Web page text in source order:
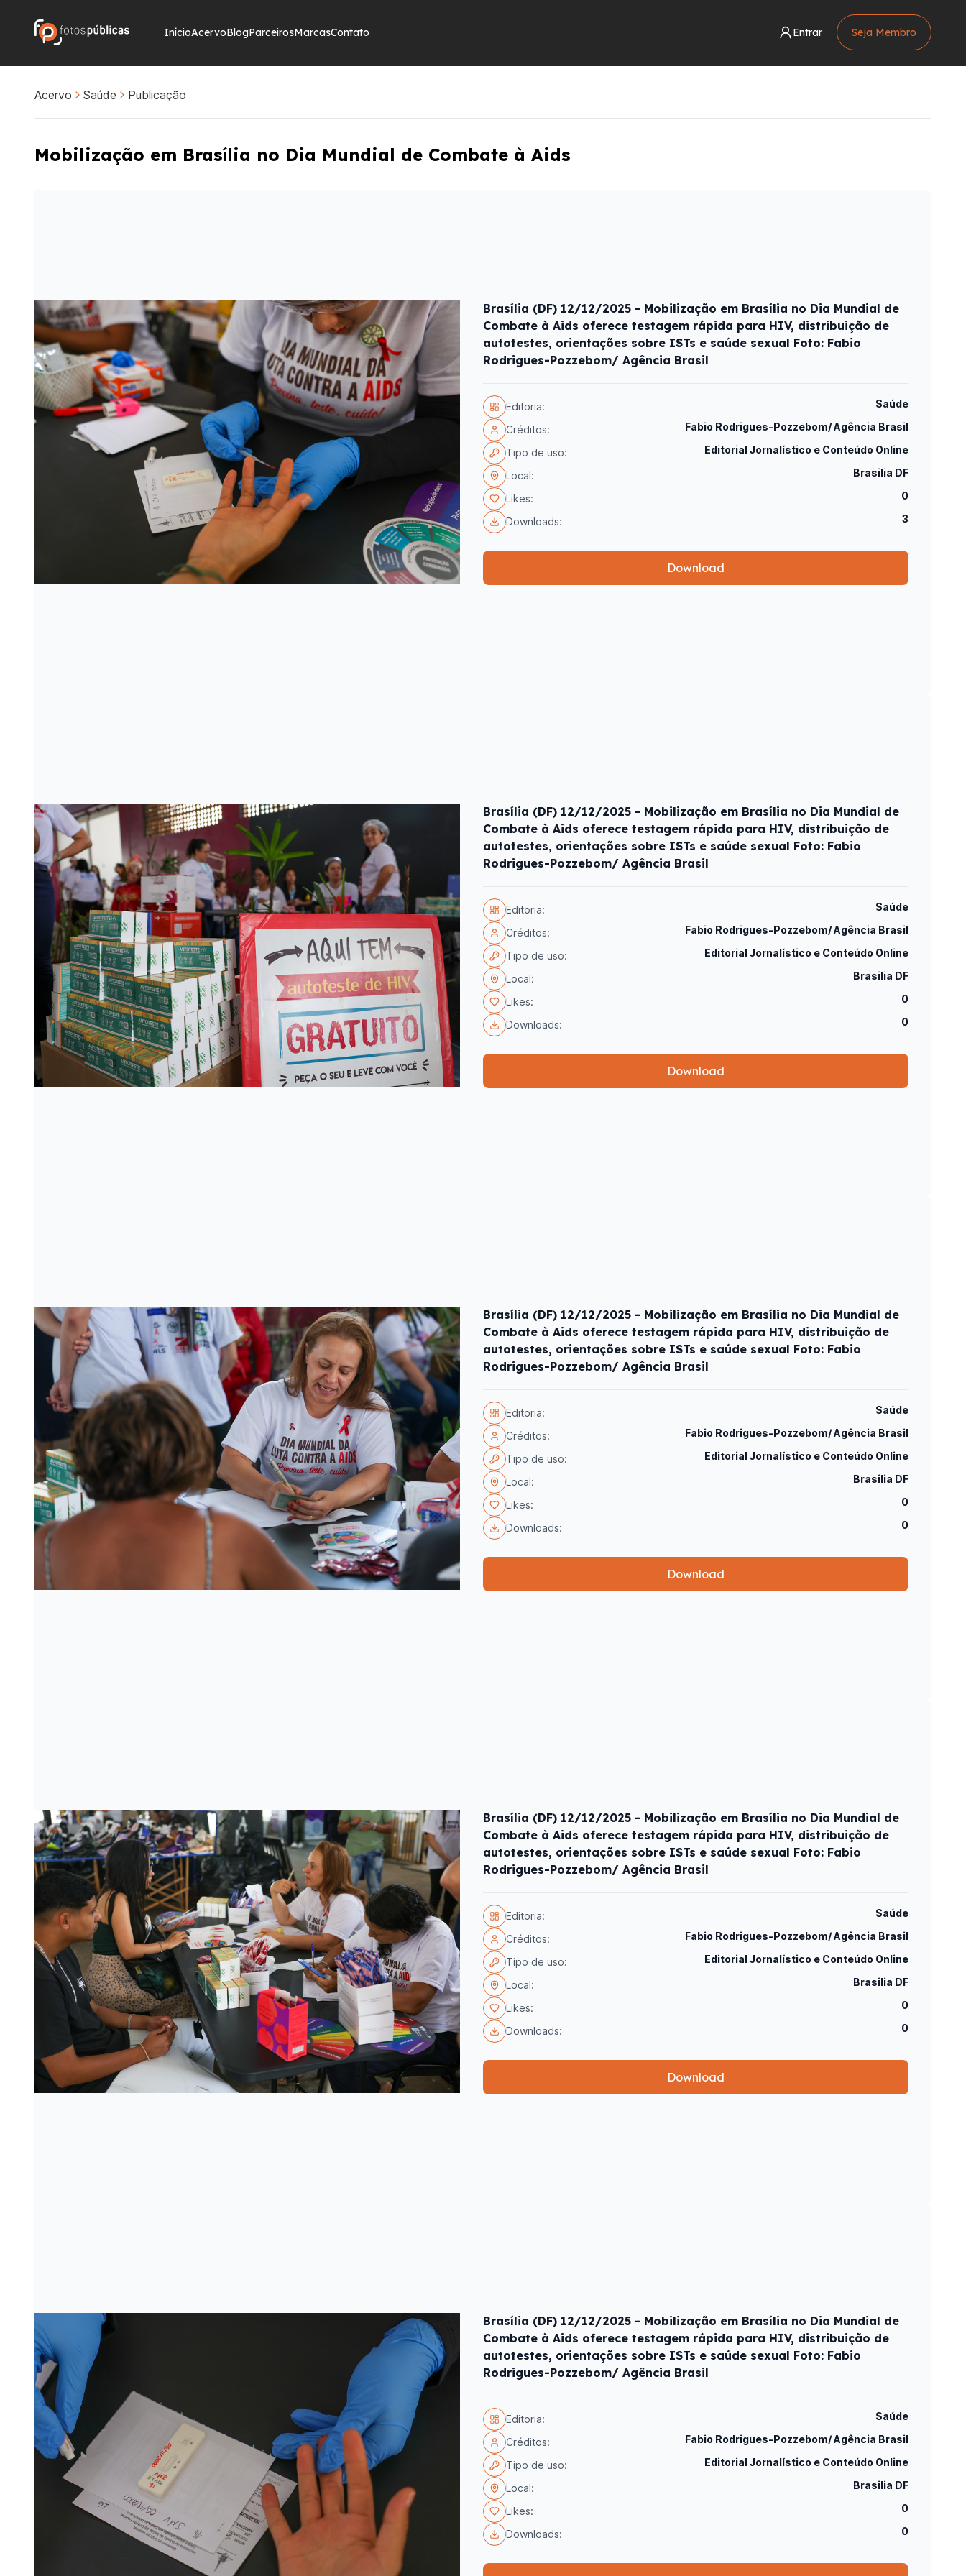
InícioAcervoBlogParceirosMarcasContato Entrar Seja Membro
Acervo Saúde Publicação
Mobilização em Brasília no Dia Mundial de Combate à Aids
Brasília (DF) 12/12/2025 - Mobilização em Brasília no Dia Mundial de
Combate à Aids oferece testagem rápida para HIV, distribuição de
autotestes, orientações sobre ISTs e saúde sexual Foto: Fabio
Rodrigues-Pozzebom/ Agência Brasil
Editoria: Saúde
Créditos: Fabio Rodrigues-Pozzebom/ Agência Brasil
Tipo de uso: Editorial Jornalístico e Conteúdo Online
Local: Brasilia DF
Likes: 0
Downloads: 3
Download
Brasília (DF) 12/12/2025 - Mobilização em Brasília no Dia Mundial de
Combate à Aids oferece testagem rápida para HIV, distribuição de
autotestes, orientações sobre ISTs e saúde sexual Foto: Fabio
Rodrigues-Pozzebom/ Agência Brasil
Editoria: Saúde
Créditos: Fabio Rodrigues-Pozzebom/ Agência Brasil
Tipo de uso: Editorial Jornalístico e Conteúdo Online
Local: Brasilia DF
Likes: 0
Downloads: 0
Download
Brasília (DF) 12/12/2025 - Mobilização em Brasília no Dia Mundial de
Combate à Aids oferece testagem rápida para HIV, distribuição de
autotestes, orientações sobre ISTs e saúde sexual Foto: Fabio
Rodrigues-Pozzebom/ Agência Brasil
Editoria: Saúde
Créditos: Fabio Rodrigues-Pozzebom/ Agência Brasil
Tipo de uso: Editorial Jornalístico e Conteúdo Online
Local: Brasilia DF
Likes: 0
Downloads: 0
Download
Brasília (DF) 12/12/2025 - Mobilização em Brasília no Dia Mundial de
Combate à Aids oferece testagem rápida para HIV, distribuição de
autotestes, orientações sobre ISTs e saúde sexual Foto: Fabio
Rodrigues-Pozzebom/ Agência Brasil
Editoria: Saúde
Créditos: Fabio Rodrigues-Pozzebom/ Agência Brasil
Tipo de uso: Editorial Jornalístico e Conteúdo Online
Local: Brasilia DF
Likes: 0
Downloads: 0
Download
Brasília (DF) 12/12/2025 - Mobilização em Brasília no Dia Mundial de
Combate à Aids oferece testagem rápida para HIV, distribuição de
autotestes, orientações sobre ISTs e saúde sexual Foto: Fabio
Rodrigues-Pozzebom/ Agência Brasil
Editoria: Saúde
Créditos: Fabio Rodrigues-Pozzebom/ Agência Brasil
Tipo de uso: Editorial Jornalístico e Conteúdo Online
Local: Brasilia DF
Likes: 0
Downloads: 0